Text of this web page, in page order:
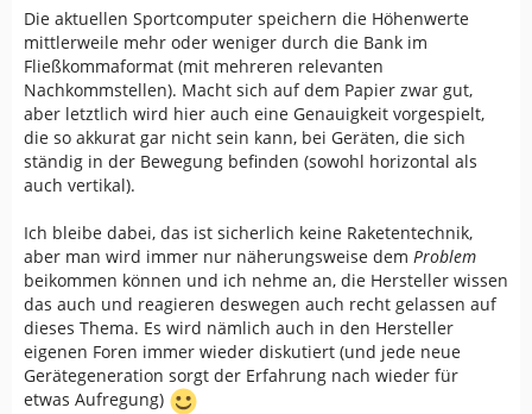
RTK eine Position, die deutlich weniger Rauschen
aufweist.
Und da sind wir eben auch bei den Problemen im
Consumer Bereich. Freizeitgestaltung findet nicht auf
offenem Feld statt. Eher im Gegenteil. Schön ist es dort
wo der Empfang schlecht ist. Wenn dort der Empfang
nicht abreißen soll, brauche ich empfindliche Empfänger,
Position beziehen. Von der Präzision kann man dann
aber nichts erwarten.
Die aktuellen Sportcomputer speichern die Höhenwerte
mittlerweile mehr oder weniger durch die Bank im
Fließkommaformat (mit mehreren relevanten
Nachkommstellen). Macht sich auf dem Papier zwar gut,
aber letztlich wird hier auch eine Genauigkeit vorgespielt,
die so akkurat gar nicht sein kann, bei Geräten, die sich
ständig in der Bewegung befinden (sowohl horizontal als
auch vertikal).
Ich bleibe dabei, das ist sicherlich keine Raketentechnik,
aber man wird immer nur näherungsweise dem Problem
beikommen können und ich nehme an, die Hersteller wissen
das auch und reagieren deswegen auch recht gelassen auf
dieses Thema. Es wird nämlich auch in den Hersteller
eigenen Foren immer wieder diskutiert (und jede neue
Gerätegeneration sorgt der Erfahrung nach wieder für
etwas Aufregung)